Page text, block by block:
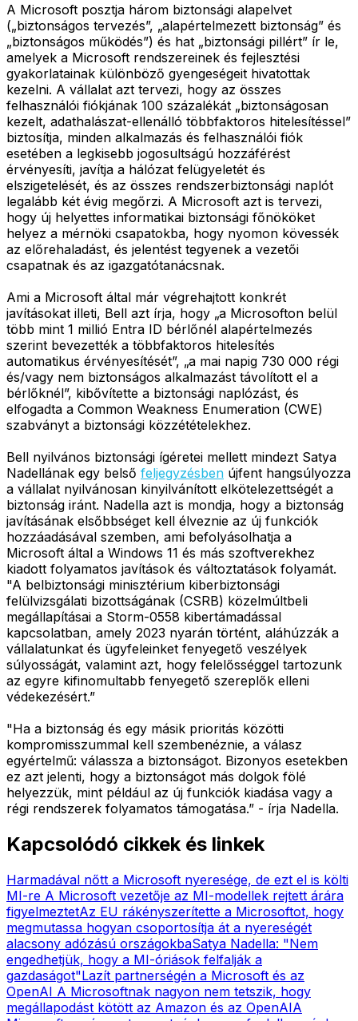
A Microsoft posztja három biztonsági alapelvet
(„biztonságos tervezés”, „alapértelmezett biztonság” és
„biztonságos működés”) és hat „biztonsági pillért” ír le,
amelyek a Microsoft rendszereinek és fejlesztési
gyakorlatainak különböző gyengeségeit hivatottak
kezelni. A vállalat azt tervezi, hogy az összes
felhasználói fiókjának 100 százalékát „biztonságosan
kezelt, adathalászat-ellenálló többfaktoros hitelesítéssel”
biztosítja, minden alkalmazás és felhasználói fiók
esetében a legkisebb jogosultságú hozzáférést
érvényesíti, javítja a hálózat felügyeletét és
elszigetelését, és az összes rendszerbiztonsági naplót
legalább két évig megőrzi. A Microsoft azt is tervezi,
hogy új helyettes informatikai biztonsági főnököket
helyez a mérnöki csapatokba, hogy nyomon kövessék
az előrehaladást, és jelentést tegyenek a vezetői
csapatnak és az igazgatótanácsnak.
Ami a Microsoft által már végrehajtott konkrét
javításokat illeti, Bell azt írja, hogy „a Microsofton belül
több mint 1 millió Entra ID bérlőnél alapértelmezés
szerint bevezették a többfaktoros hitelesítés
automatikus érvényesítését”, „a mai napig 730 000 régi
és/vagy nem biztonságos alkalmazást távolított el a
bérlőknél”, kibővítette a biztonsági naplózást, és
elfogadta a Common Weakness Enumeration (CWE)
szabványt a biztonsági közzétételekhez.
Bell nyilvános biztonsági ígéretei mellett mindezt Satya
Nadellának egy belső feljegyzésben újfent hangsúlyozza
a vállalat nyilvánosan kinyilvánított elkötelezettségét a
biztonság iránt. Nadella azt is mondja, hogy a biztonság
javításának elsőbbséget kell élveznie az új funkciók
hozzáadásával szemben, ami befolyásolhatja a
Microsoft által a Windows 11 és más szoftverekhez
kiadott folyamatos javítások és változtatások folyamát.
"A belbiztonsági minisztérium kiberbiztonsági
felülvizsgálati bizottságának (CSRB) közelmúltbeli
megállapításai a Storm-0558 kibertámadással
kapcsolatban, amely 2023 nyarán történt, aláhúzzák a
vállalatunkat és ügyfeleinket fenyegető veszélyek
súlyosságát, valamint azt, hogy felelősséggel tartozunk
az egyre kifinomultabb fenyegető szereplők elleni
védekezésért.”
"Ha a biztonság és egy másik prioritás közötti
kompromisszummal kell szembenéznie, a válasz
egyértelmű: válassza a biztonságot. Bizonyos esetekben
ez azt jelenti, hogy a biztonságot más dolgok fölé
helyezzük, mint például az új funkciók kiadása vagy a
régi rendszerek folyamatos támogatása.” - írja Nadella.
Kapcsolódó cikkek és linkek
Harmadával nőtt a Microsoft nyeresége, de ezt el is költi
MI-re A Microsoft vezetője az MI-modellek rejtett árára
figyelmeztetAz EU rákényszerítette a Microsoftot, hogy
megmutassa hogyan csoportosítja át a nyereségét
alacsony adózású országokbaSatya Nadella: "Nem
engedhetjük, hogy a MI-óriások felfalják a
gazdaságot"Lazít partnerségén a Microsoft és az
OpenAI A Microsoftnak nagyon nem tetszik, hogy
megállapodást kötött az Amazon és az OpenAIA